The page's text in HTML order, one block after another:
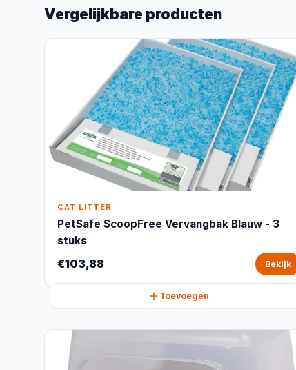
Vergelijkbare producten
CAT LITTER
PetSafe ScoopFree Vervangbak Blauw - 3
stuks
€103,88 Bekijk
Toevoegen